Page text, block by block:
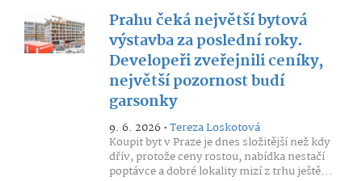
Prahu čeká největší bytová
výstavba za poslední roky.
Developeři zveřejnili ceníky,
největší pozornost budí
garsonky
9. 6. 2026 •Tereza Loskotová
Koupit byt v Praze je dnes složitější než kdy
dřív, protože ceny rostou, nabídka nestačí
poptávce a dobré lokality mizí z trhu ještě...